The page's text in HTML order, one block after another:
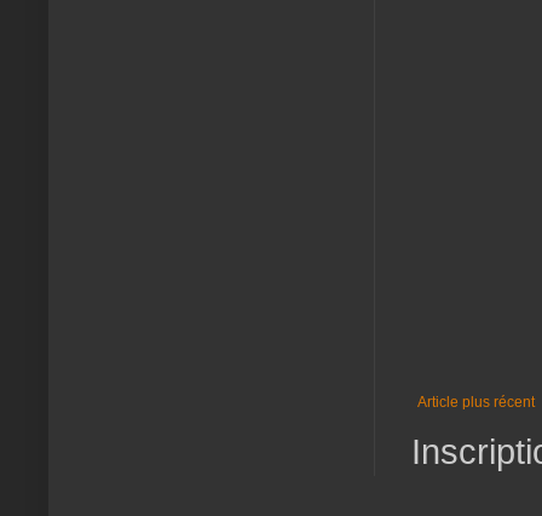
Article plus récent